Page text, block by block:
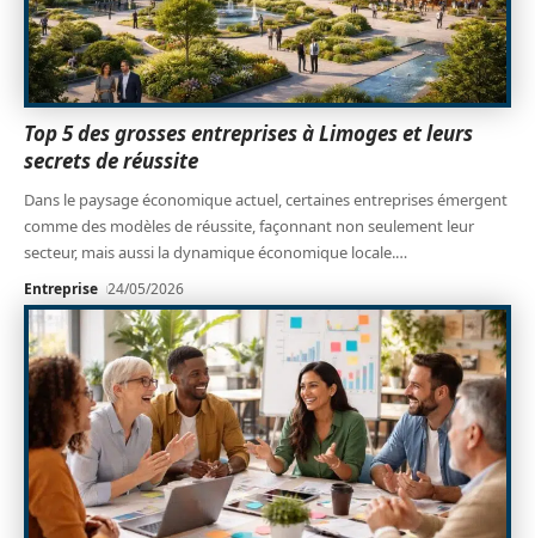
Top 5 des grosses entreprises à Limoges et leurs
secrets de réussite
Dans le paysage économique actuel, certaines entreprises émergent
comme des modèles de réussite, façonnant non seulement leur
secteur, mais aussi la dynamique économique locale.…
Entreprise 24/05/2026